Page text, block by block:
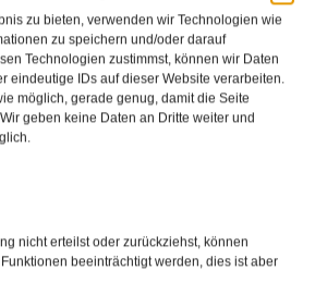
zu bieten, verwenden wir Technologien wie
zu speichern und/oder darauf
Technologien zustimmst, können wir Daten
eindeutige IDs auf dieser Website verarbeiten.
möglich, gerade genug, damit die Seite
geben keine Daten an Dritte weiter und
nicht erteilst oder zurückziehst, können
beeinträchtigt werden, dies ist aber
dass Sie Ihre Arbeit machen
mit Computerproblemen abgeben
Mitglied der Open Source Experts